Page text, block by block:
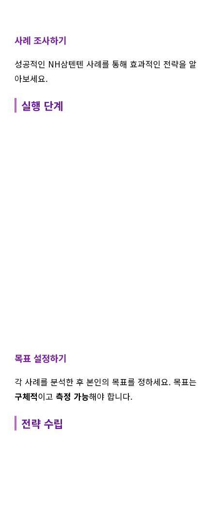
사례 조사하기
성공적인 NH삼텐텐 사례를 통해 효과적인 전략을 알
아보세요.
실행 단계
목표 설정하기
각 사례를 분석한 후 본인의 목표를 정하세요. 목표는
구체적이고 측정 가능해야 합니다.
전략 수립